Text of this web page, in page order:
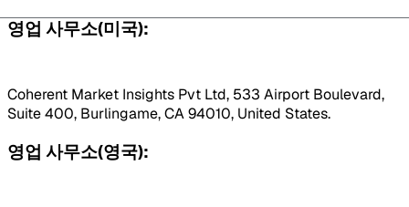
영업 사무소(미국):
Coherent Market Insights Pvt Ltd, 533 Airport Boulevard,
Suite 400, Burlingame, CA 94010, United States.
영업 사무소(영국):